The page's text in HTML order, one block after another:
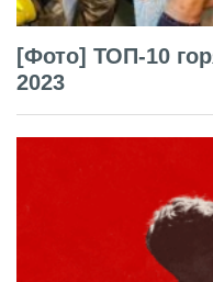
[Фото] ТОП-10
2023